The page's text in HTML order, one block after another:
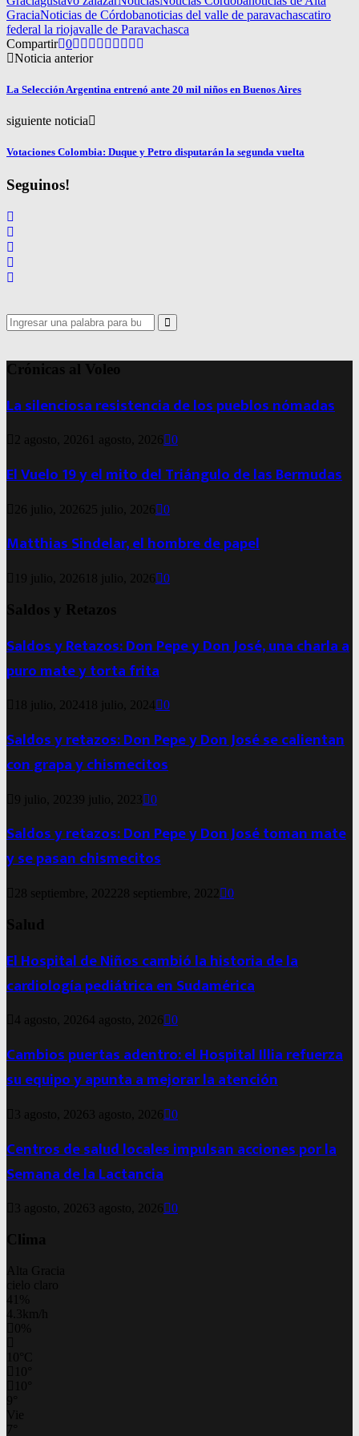
GraciaNoticias de Córdobanoticias del valle de paravachascatiro
federal la riojavalle de Paravachasca
Compartir 0
Noticia anterior
La Selección Argentina entrenó ante 20 mil niños en Buenos Aires
siguiente noticia
Votaciones Colombia: Duque y Petro disputarán la segunda vuelta
Seguinos!
Search
for:
Search
Crónicas al Voleo
La silenciosa resistencia de los pueblos nómadas
2 agosto, 2026 1 agosto, 2026 0
El Vuelo 19 y el mito del Triángulo de las Bermudas
26 julio, 2026 25 julio, 2026 0
Matthias Sindelar, el hombre de papel
19 julio, 2026 18 julio, 2026 0
Saldos y Retazos
Saldos y Retazos: Don Pepe y Don José, una charla a
puro mate y torta frita
18 julio, 2024 18 julio, 2024 0
Saldos y retazos: Don Pepe y Don José se calientan
con grapa y chismecitos
9 julio, 20239 julio, 2023 0
Saldos y retazos: Don Pepe y Don José toman mate
y se pasan chismecitos
28 septiembre, 2022 28 septiembre, 2022 0
Salud
El Hospital de Niños cambió la historia de la
cardiología pediátrica en Sudamérica
4 agosto, 20264 agosto, 2026 0
Cambios puertas adentro: el Hospital Illia refuerza
su equipo y apunta a mejorar la atención
3 agosto, 2026 3 agosto, 2026 0
Centros de salud locales impulsan acciones por la
Semana de la Lactancia
3 agosto, 2026 3 agosto, 2026 0
Clima
Alta Gracia
cielo claro
41%
4.3km/h
0%
10 C
10
10
9
Vie
7